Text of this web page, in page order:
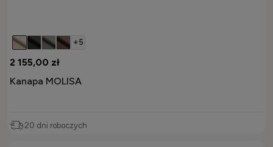
+5
2 155,00 zł
Kanapa MOLISA
20 dni roboczych